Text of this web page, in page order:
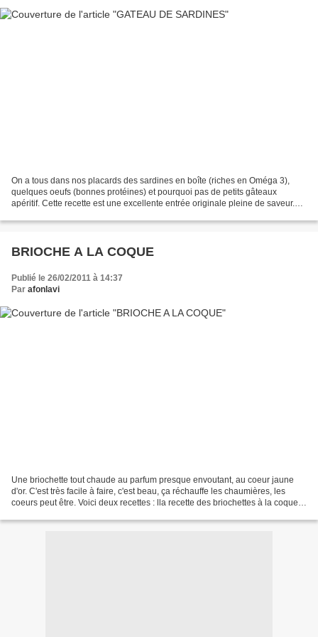
On a tous dans nos placards des sardines en boîte (riches en Oméga 3),
quelques oeufs (bonnes protéines) et pourquoi pas de petits gâteaux
apéritif. Cette recette est une excellente entrée originale pleine de saveur.
BRIOCHE A LA COQUE
Publié le 26/02/2011 à 14:37
Par afonlavi
Une briochette tout chaude au parfum presque envoutant, au coeur jaune
d'or. C'est très facile à faire, c'est beau, ça réchauffe les chaumières, les
coeurs peut être. Voici deux recettes : lla recette des briochettes à la coque